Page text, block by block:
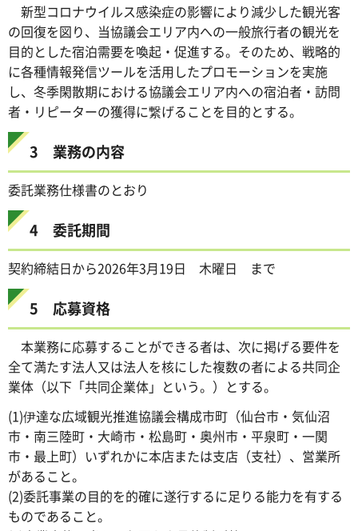
新型コロナウイルス感染症の影響により減少した観光客
の回復を図り、当協議会エリア内への一般旅行者の観光を
目的とした宿泊需要を喚起・促進する。そのため、戦略的
に各種情報発信ツールを活用したプロモーションを実施
し、冬季閑散期における協議会エリア内への宿泊者・訪問
者・リピーターの獲得に繋げることを目的とする。
3 業務の内容
委託業務仕様書のとおり
4 委託期間
契約締結日から2026年3月19日 木曜日 まで
5 応募資格
本業務に応募することができる者は、次に掲げる要件を
全て満たす法人又は法人を核にした複数の者による共同企
業体（以下「共同企業体」という。）とする。
(1)伊達な広域観光推進協議会構成市町（仙台市・気仙沼
市・南三陸町・大崎市・松島町・奥州市・平泉町・一関
市・最上町）いずれかに本店または支店（支社）、営業所
があること。
(2)委託事業の目的を的確に遂行するに足りる能力を有する
ものであること。